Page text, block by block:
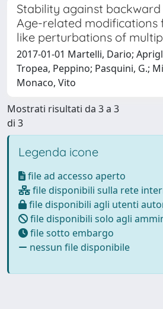
Stability against backward
Age-related modifications
like perturbations of
2017-01-01 Martelli, Dario;
Tropea, Peppino; Pasquini, G.;
Monaco, Vito
Mostrati risultati da 3 a 3
di 3
Legenda icone
file ad accesso aperto
file disponibili sulla rete
file disponibili agli utenti
file disponibili solo agli
file sotto embargo
nessun file disponibile